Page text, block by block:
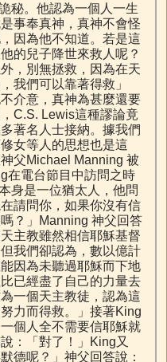
秘。他認為一個人一生
事奉真神，真神不會怪
因為他不知道。若是這
的兒子降世來救人呢？
，別無拯救，因為在天
我們可以靠著得救」
介意，真神為甚麼還要
C.S. Lewis這種謬論竟
著名人士接納。據我們
女等人的思想也是這
父Michael Manning 被
在電台節目中訪問之時
身是一位猶太人，他問
請問你，如果你沒有信
？」Manning 神父回答
主教雖然相信耶穌基督
我們卻認為，數以億計
因為未聽過耶穌而下地
已經盡了自己的力量去
一個天主教徒，認為這
力而得救。」接著King
個人全不需要信耶穌就
：「對了！」King又
德呢？」神父回答說：